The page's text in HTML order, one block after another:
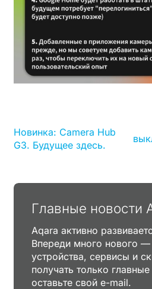
Новинка: Camera Hub
G3. Будущее здесь.
Главные новости
Aqara активно
Впереди много нового
устройства, сервисы и
получать только
оставьте свой e-mail.